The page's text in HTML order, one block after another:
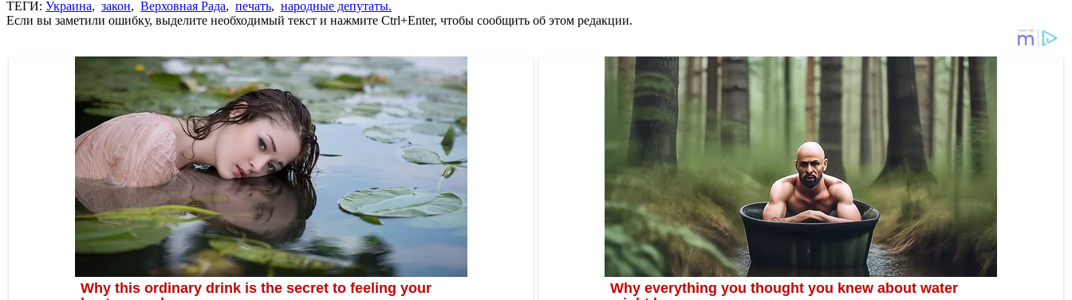
ТЕГИ: Украина, закон, Верховная Рада, печать, народные депутаты.
Если вы заметили ошибку, выделите необходимый текст и нажмите Ctrl+Enter, чтобы сообщить об этом редакции.